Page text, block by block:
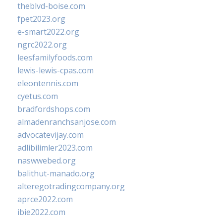
theblvd-boise.com
fpet2023.org
e-smart2022.org
ngrc2022.org
leesfamilyfoods.com
lewis-lewis-cpas.com
eleontennis.com
cyetus.com
bradfordshops.com
almadenranchsanjose.com
advocatevijay.com
adlibilimler2023.com
naswwebed.org
balithut-manado.org
alteregotradingcompany.org
aprce2022.com
ibie2022.com